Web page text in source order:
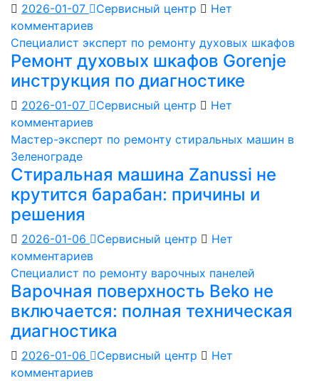
2026-01-07 Сервисный центр
Нет
комментариев
Специалист эксперт по ремонту духовых шкафов
Ремонт духовых шкафов Gorenje
инструкция по диагностике
2026-01-07 Сервисный центр
Нет
комментариев
Мастер-эксперт по ремонту стиральных машин в
Зеленограде
Стиральная машина Zanussi не
крутится барабан: причины и
решения
2026-01-06 Сервисный центр
Нет
комментариев
Специалист по ремонту варочных панелей
Варочная поверхность Beko не
включается: полная техническая
диагностика
2026-01-06 Сервисный центр
Нет
комментариев